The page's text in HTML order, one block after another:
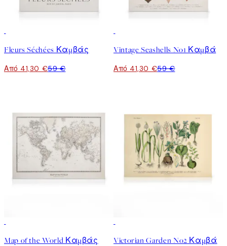
Fleurs Séchées Καμβάς
Από 41,30 €59 €
Vintage Seashells No1 Καμβά
Από 41,30 €59 €
Map of the World Καμβάς Victorian Garden No2 Καμβά